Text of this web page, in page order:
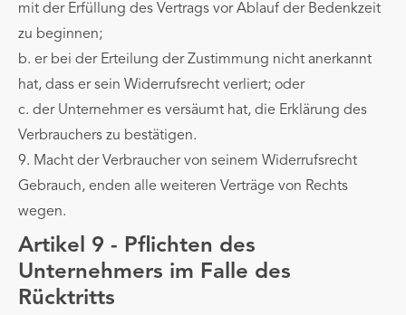
mit der Erfüllung des Vertrags vor Ablauf der Bedenkzeit
zu beginnen;
b. er bei der Erteilung der Zustimmung nicht anerkannt
hat, dass er sein Widerrufsrecht verliert; oder
c. der Unternehmer es versäumt hat, die Erklärung des
Verbrauchers zu bestätigen.
9. Macht der Verbraucher von seinem Widerrufsrecht
Gebrauch, enden alle weiteren Verträge von Rechts
wegen.
Artikel 9 - Pflichten des
Unternehmers im Falle des
Rücktritts